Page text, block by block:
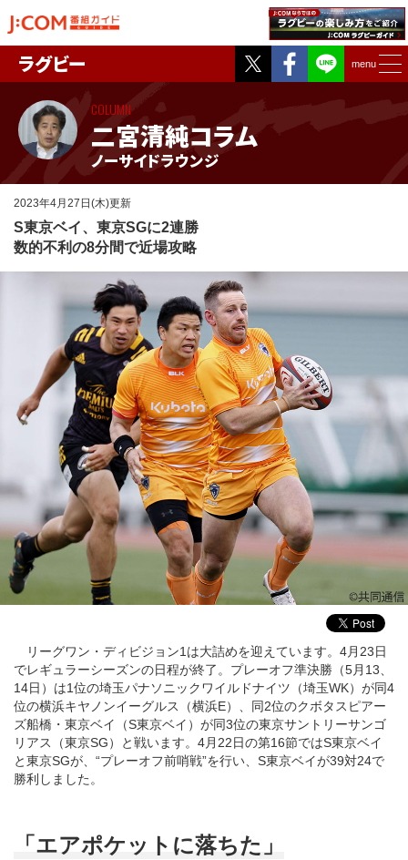
Twitter
Facebook
menu
ラグビー
二宮清純コラム
ノーサイドラウンジ
COLUMN
2023年4月27日(木)更新
S東京ベイ、東京SGに2連勝
数的不利の8分間で近場攻略
リーグワン・ディビジョン1は大詰めを迎えています。4月23日
でレギュラーシーズンの日程が終了。プレーオフ準決勝（5月13、
14日）は1位の埼玉パナソニックワイルドナイツ（埼玉WK）が同4
位の横浜キヤノンイーグルス（横浜E）、同2位のクボタスピアー
ズ船橋・東京ベイ（S東京ベイ）が同3位の東京サントリーサンゴ
リアス（東京SG）と戦います。4月22日の第16節ではS東京ベイ
と東京SGが、“プレーオフ前哨戦”を行い、S東京ベイが39対24で
勝利しました。
「エアポケットに落ちた」